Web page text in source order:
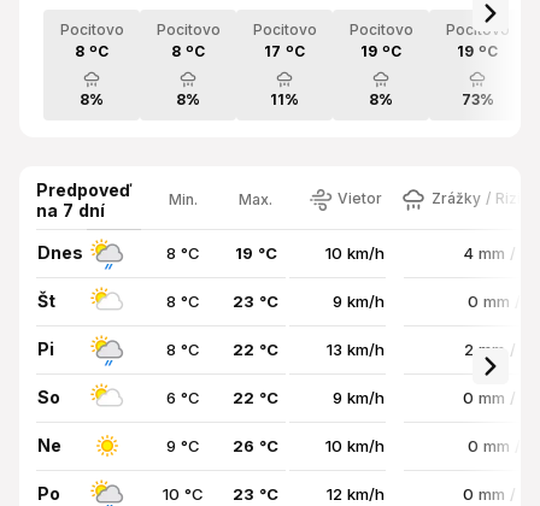
Pocitovo
8 ºC
8%
Pocitovo
8 ºC
8%
Pocitovo
17 ºC
11%
Pocitovo
19 ºC
8%
Pocitovo
19 ºC
73%
Predpoveď
na 7 dní
Min. Max. Vietor Zrážky /
Dnes 8 °C 19 °C 10 km/h 4 mm /
Št 8 °C 23 °C 9 km/h 0 mm /
Pi 8 °C 22 °C 13 km/h 2 mm /
So 6 °C 22 °C 9 km/h 0 mm /
Ne 9 °C 26 °C 10 km/h 0 mm /
Po 10 °C 23 °C 12 km/h 0 mm /